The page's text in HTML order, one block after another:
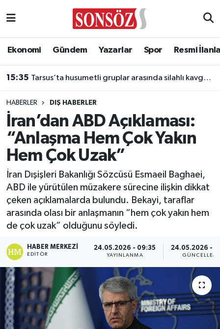
Ekonomi Gündem Yazarlar Spor Resmi
15:35 Tarsus’ta husumetli gruplar arasında silahlı kavga: 2 kuzen öldü
HABERLER DIŞ HABERLER
İran’dan ABD Açıklaması:
“Anlaşma Hem Çok Yakın
Hem Çok Uzak”
İran Dışişleri Bakanlığı Sözcüsü Esmaeil Baghaei,
ABD ile yürütülen müzakere sürecine ilişkin dikkat
çeken açıklamalarda bulundu. Bekayi, taraflar
arasında olası bir anlaşmanın “hem çok yakın hem
de çok uzak” olduğunu söyledi.
HABER MERKEZI
EDITÖR
24.05.2026 - 09:35
YAYINLANMA
24.05.2026 -
Asayiş
Biyografi
Çevre
Diğer
Dünya
Eğitim
Emlak
Gündem
Ankara Nöbetçi Eczaneler
Ankara Trafik Yoğunluk Haritası
Süper Lig Puan Durumu ve Fikstür
Tüm Manşetler
Son Dakika Haberleri
Haber Arşivi